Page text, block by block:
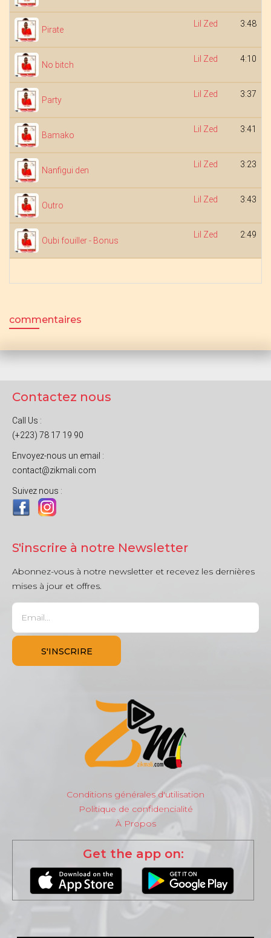
Pirate
Lil Zed 3:48
No bitch
Lil Zed 4:10
Party
Lil Zed 3:37
Bamako
Lil Zed 3:41
Nanfigui den
Lil Zed 3:23
Outro
Lil Zed 3:43
Oubi fouiller - Bonus
Lil Zed 2:49
commentaires
Contactez nous
Call Us :
(+223) 78 17 19 90
Envoyez-nous un email :
contact@zikmali.com
Suivez nous :
S'inscrire à notre Newsletter
Abonnez-vous à notre newsletter et recevez les dernières
mises à jour et offres.
Conditions générales d'utilisation
Politique de confidencialité
À Propos
Get the app on: